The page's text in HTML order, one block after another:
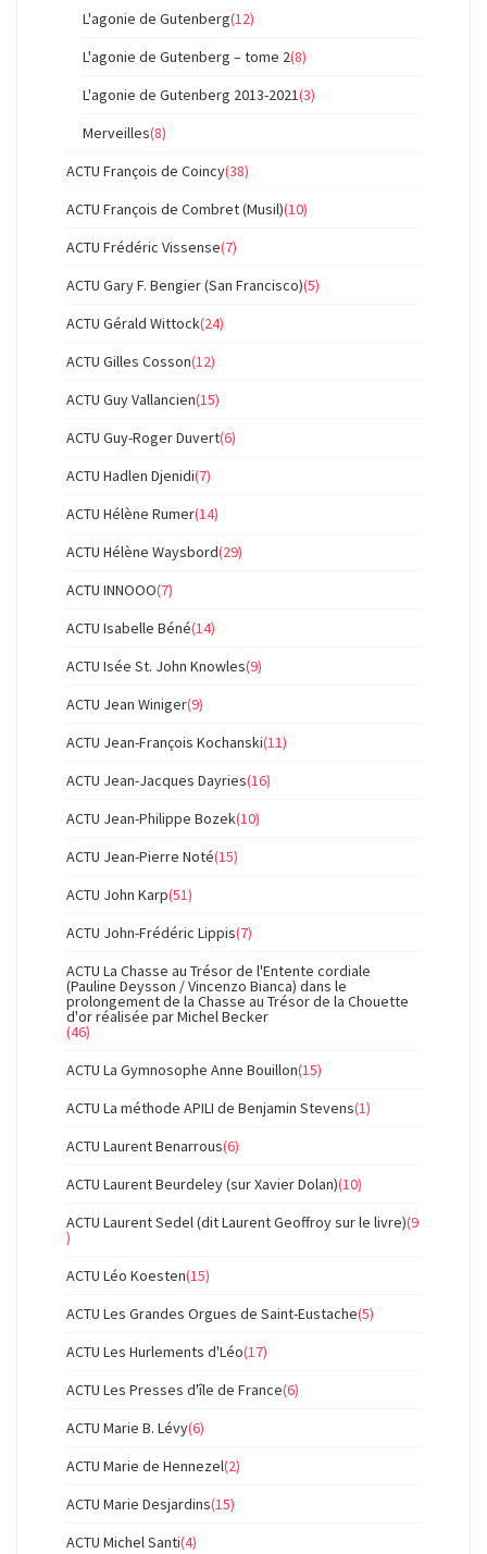
L'agonie de Gutenberg(12)
L'agonie de Gutenberg – tome 2(8)
L'agonie de Gutenberg 2013-2021(3)
Merveilles(8)
ACTU François de Coincy(38)
ACTU François de Combret (Musil)(10)
ACTU Frédéric Vissense(7)
ACTU Gary F. Bengier (San Francisco)(5)
ACTU Gérald Wittock(24)
ACTU Gilles Cosson(12)
ACTU Guy Vallancien(15)
ACTU Guy-Roger Duvert(6)
ACTU Hadlen Djenidi(7)
ACTU Hélène Rumer(14)
ACTU Hélène Waysbord(29)
ACTU INNOOO(7)
ACTU Isabelle Béné(14)
ACTU Isée St. John Knowles(9)
ACTU Jean Winiger(9)
ACTU Jean-François Kochanski(11)
ACTU Jean-Jacques Dayries(16)
ACTU Jean-Philippe Bozek(10)
ACTU Jean-Pierre Noté(15)
ACTU John Karp(51)
ACTU John-Frédéric Lippis(7)
ACTU La Chasse au Trésor de l'Entente cordiale
(Pauline Deysson / Vincenzo Bianca) dans le
prolongement de la Chasse au Trésor de la Chouette
d'or réalisée par Michel Becker
(46)
ACTU La Gymnosophe Anne Bouillon(15)
ACTU La méthode APILI de Benjamin Stevens(1)
ACTU Laurent Benarrous(6)
ACTU Laurent Beurdeley (sur Xavier Dolan)(10)
ACTU Laurent Sedel (dit Laurent Geoffroy sur le livre)(9
)
ACTU Léo Koesten(15)
ACTU Les Grandes Orgues de Saint-Eustache(5)
ACTU Les Hurlements d'Léo(17)
ACTU Les Presses d'île de France(6)
ACTU Marie B. Lévy(6)
ACTU Marie de Hennezel(2)
ACTU Marie Desjardins(15)
ACTU Michel Santi(4)